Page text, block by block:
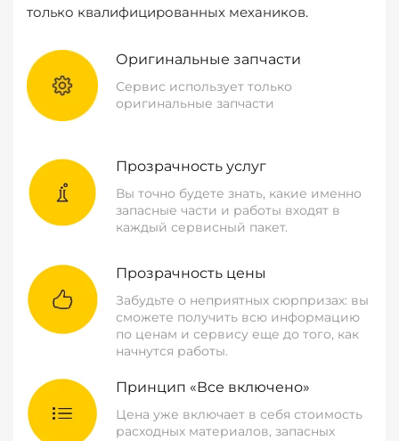
только квалифицированных механиков.
Оригинальные запчасти
Сервис использует только
оригинальные запчасти
Прозрачность услуг
Вы точно будете знать, какие именно
запасные части и работы входят в
каждый сервисный пакет.
Прозрачность цены
Забудьте о неприятных сюрпризах: вы
сможете получить всю информацию
по ценам и сервису еще до того, как
начнутся работы.
Принцип «Все включено»
Цена уже включает в себя стоимость
расходных материалов, запасных